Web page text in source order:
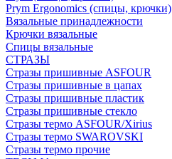
Prym Ergonomics (спицы, крючки)
Вязальные принадлежности
Крючки вязальные
Спицы вязальные
СТРАЗЫ
Стразы пришивные ASFOUR
Стразы пришивные в цапах
Стразы пришивные пластик
Стразы пришивные стекло
Стразы термо ASFOUR/Xirius
Стразы термо SWAROVSKI
Стразы термо прочие